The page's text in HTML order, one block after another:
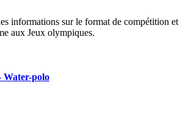
informations sur le format de compétition et
aux Jeux olympiques.
Water-polo